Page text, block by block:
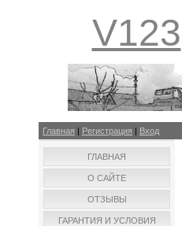
V123
Главная | Регистрация | Вход
ГЛАВНАЯ
О САЙТЕ
ОТЗЫВЫ
ГАРАНТИЯ И УСЛОВИЯ